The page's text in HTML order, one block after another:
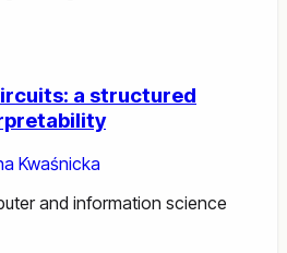
a structured
Kwaśnicka
and information science